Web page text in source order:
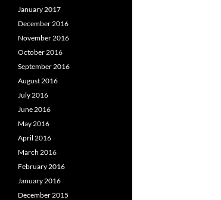
January 2017
December 2016
November 2016
October 2016
September 2016
August 2016
July 2016
June 2016
May 2016
April 2016
March 2016
February 2016
January 2016
December 2015